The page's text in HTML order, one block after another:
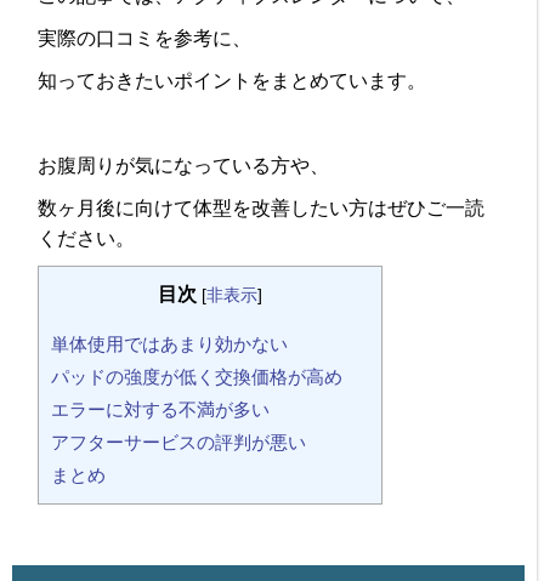
実際の口コミを参考に、
知っておきたいポイントをまとめています。
お腹周りが気になっている方や、
数ヶ月後に向けて体型を改善したい方はぜひご一読
ください。
目次 [非表示]
単体使用ではあまり効かない
パッドの強度が低く交換価格が高め
エラーに対する不満が多い
アフターサービスの評判が悪い
まとめ